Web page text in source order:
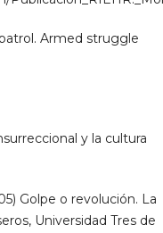
Armed struggle
y la cultura
Golpe o revolución. La
Universidad Tres de